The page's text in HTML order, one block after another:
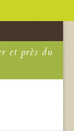
et près du